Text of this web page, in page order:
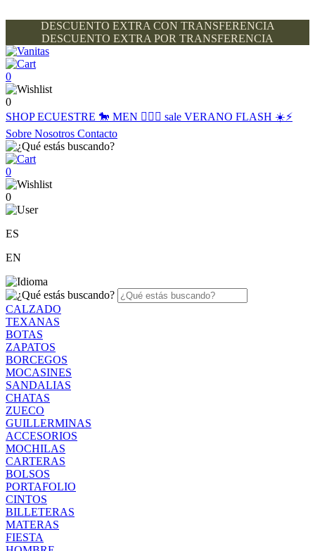
DESCUENTO EXTRA CON TRANSFERENCIA
DESCUENTO EXTRA POR TRANSFERENCIA
0
0
SHOPECUESTRE 🐎 MEN 🙋🏽‍♂️ sale VERANO FLASH ☀️⚡️
Sobre Nosotros Contacto
0
0
ES
EN
CALZADO
TEXANAS
BOTAS
ZAPATOS
BORCEGOS
MOCASINES
SANDALIAS
CHATAS
ZUECO
GUILLERMINAS
ACCESORIOS
MOCHILAS
CARTERAS
BOLSOS
PORTAFOLIO
CINTOS
BILLETERAS
MATERAS
FIESTA